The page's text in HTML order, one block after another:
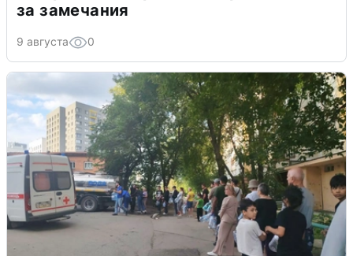
за замечания
9 августа 0